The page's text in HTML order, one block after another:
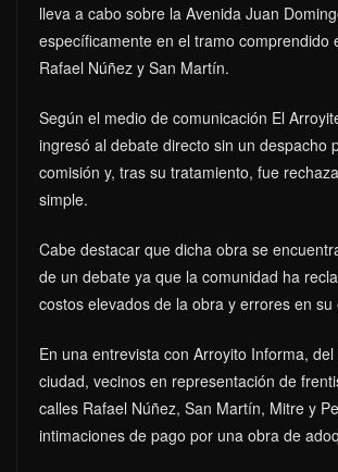
lleva a cabo sobre la Avenida Juan
específicamente en el tramo comprendido
Rafael Núñez y San Martín.
Según el medio de comunicación El
ingresó al debate directo sin un despacho
comisión y, tras su tratamiento, fue
simple.
Cabe destacar que dicha obra se
de un debate ya que la comunidad ha
costos elevados de la obra y errores en su
En una entrevista con Arroyito Informa,
ciudad, vecinos en representación de
calles Rafael Núñez, San Martín, Mitre y
intimaciones de pago por una obra de